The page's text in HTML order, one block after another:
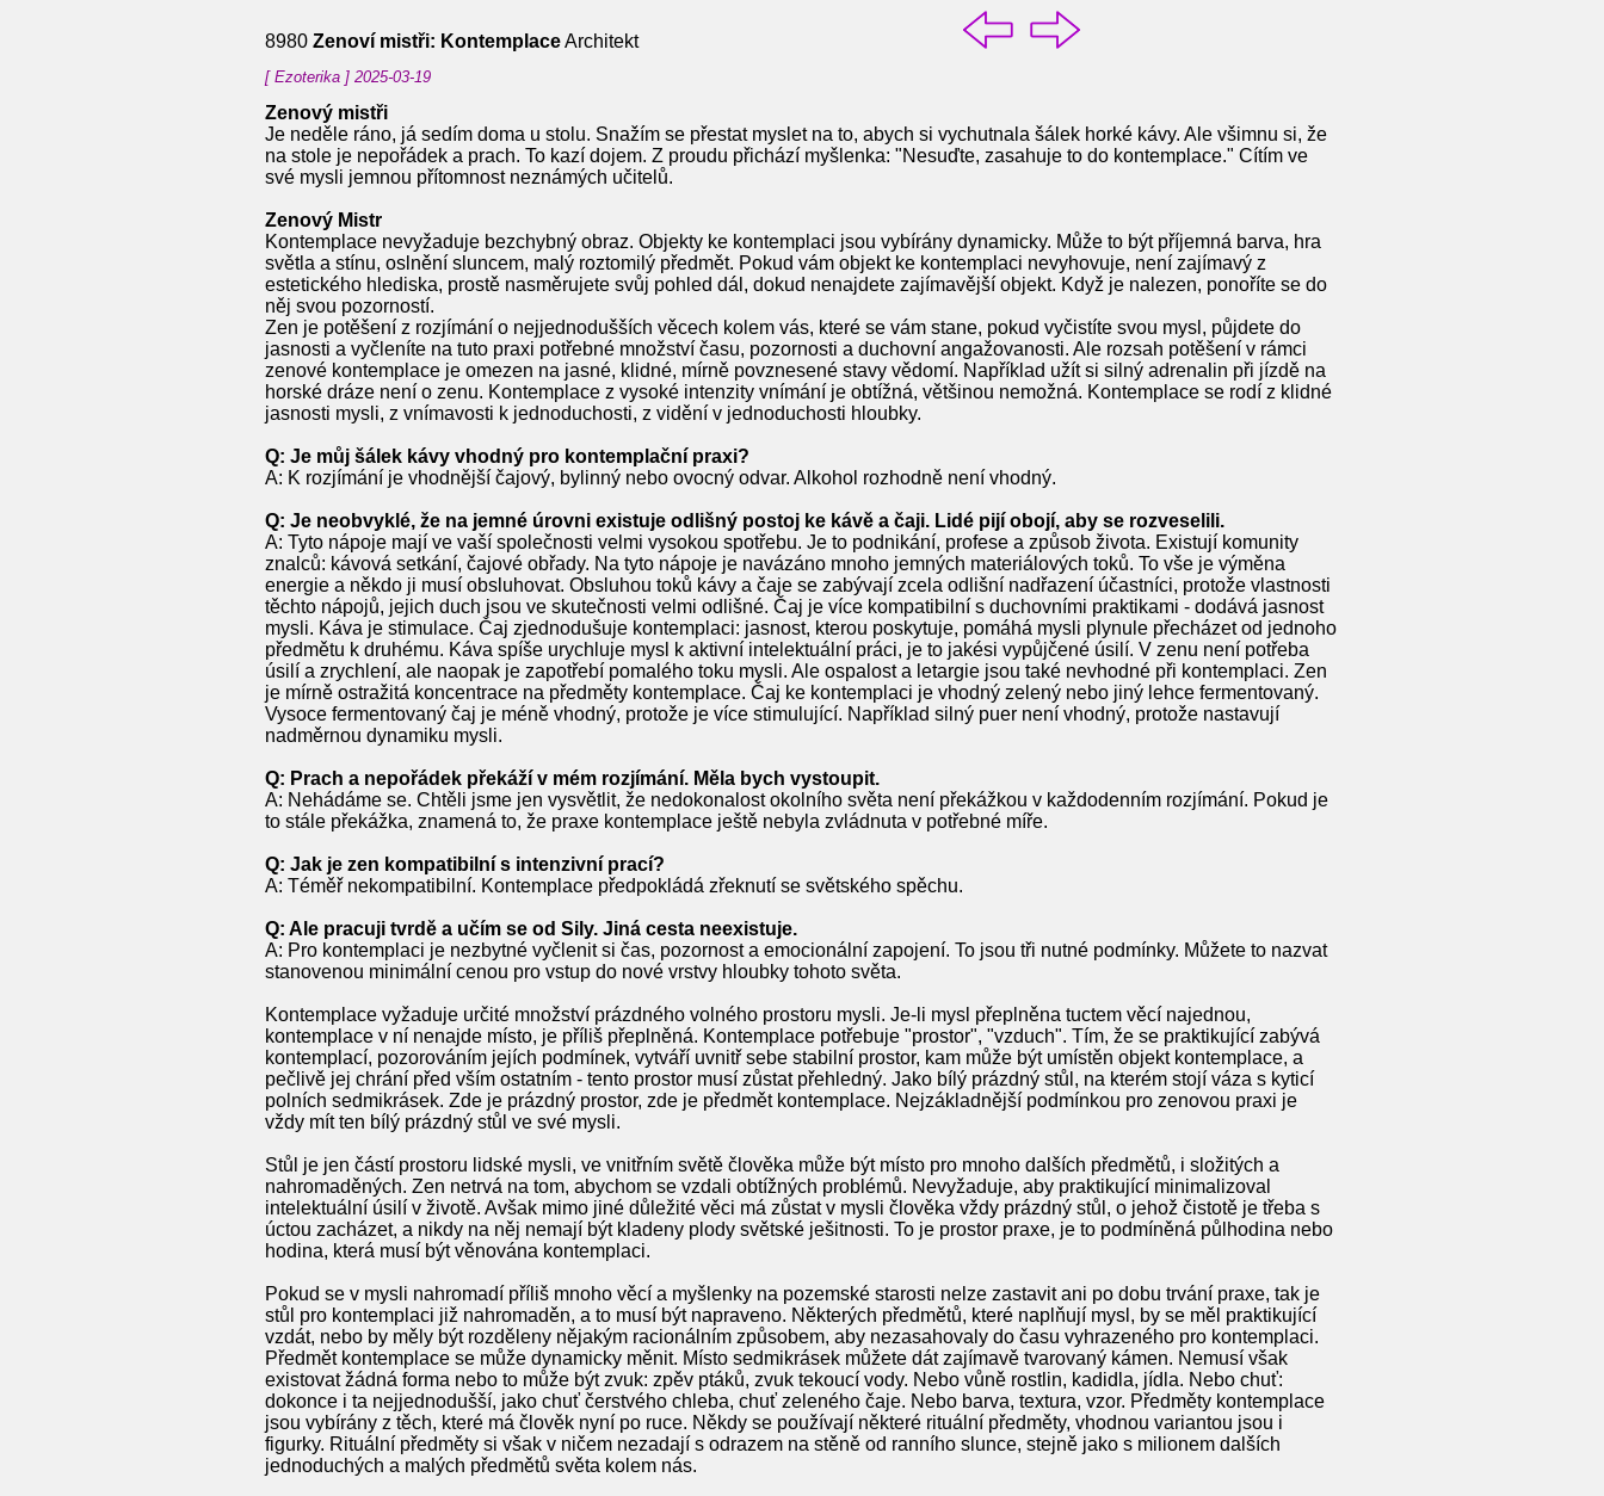
8980 Zenoví mistři: KontemplaceArchitekt
[ Ezoterika ] 2025-03-19
Zenový mistři
Je neděle ráno, já sedím doma u stolu. Snažím se přestat myslet na to, abych si vychutnala šálek horké kávy. Ale všimnu si, že
na stole je nepořádek a prach. To kazí dojem. Z proudu přichází myšlenka: "Nesuďte, zasahuje to do kontemplace." Cítím ve
své mysli jemnou přítomnost neznámých učitelů.
Zenový Mistr
Kontemplace nevyžaduje bezchybný obraz. Objekty ke kontemplaci jsou vybírány dynamicky. Může to být příjemná barva, hra
světla a stínu, oslnění sluncem, malý roztomilý předmět. Pokud vám objekt ke kontemplaci nevyhovuje, není zajímavý z
estetického hlediska, prostě nasměrujete svůj pohled dál, dokud nenajdete zajímavější objekt. Když je nalezen, ponoříte se do
něj svou pozorností.
Zen je potěšení z rozjímání o nejjednodušších věcech kolem vás, které se vám stane, pokud vyčistíte svou mysl, půjdete do
jasnosti a vyčleníte na tuto praxi potřebné množství času, pozornosti a duchovní angažovanosti. Ale rozsah potěšení v rámci
zenové kontemplace je omezen na jasné, klidné, mírně povznesené stavy vědomí. Například užít si silný adrenalin při jízdě na
horské dráze není o zenu. Kontemplace z vysoké intenzity vnímání je obtížná, většinou nemožná. Kontemplace se rodí z klidné
jasnosti mysli, z vnímavosti k jednoduchosti, z vidění v jednoduchosti hloubky.
Q: Je můj šálek kávy vhodný pro kontemplační praxi?
A: K rozjímání je vhodnější čajový, bylinný nebo ovocný odvar. Alkohol rozhodně není vhodný.
Q: Je neobvyklé, že na jemné úrovni existuje odlišný postoj ke kávě a čaji. Lidé pijí obojí, aby se rozveselili.
A: Tyto nápoje mají ve vaší společnosti velmi vysokou spotřebu. Je to podnikání, profese a způsob života. Existují komunity
znalců: kávová setkání, čajové obřady. Na tyto nápoje je navázáno mnoho jemných materiálových toků. To vše je výměna
energie a někdo ji musí obsluhovat. Obsluhou toků kávy a čaje se zabývají zcela odlišní nadřazení účastníci, protože vlastnosti
těchto nápojů, jejich duch jsou ve skutečnosti velmi odlišné. Čaj je více kompatibilní s duchovními praktikami - dodává jasnost
mysli. Káva je stimulace. Čaj zjednodušuje kontemplaci: jasnost, kterou poskytuje, pomáhá mysli plynule přecházet od jednoho
předmětu k druhému. Káva spíše urychluje mysl k aktivní intelektuální práci, je to jakési vypůjčené úsilí. V zenu není potřeba
úsilí a zrychlení, ale naopak je zapotřebí pomalého toku mysli. Ale ospalost a letargie jsou také nevhodné při kontemplaci. Zen
je mírně ostražitá koncentrace na předměty kontemplace. Čaj ke kontemplaci je vhodný zelený nebo jiný lehce fermentovaný.
Vysoce fermentovaný čaj je méně vhodný, protože je více stimulující. Například silný puer není vhodný, protože nastavují
nadměrnou dynamiku mysli.
Q: Prach a nepořádek překáží v mém rozjímání. Měla bych vystoupit.
A: Nehádáme se. Chtěli jsme jen vysvětlit, že nedokonalost okolního světa není překážkou v každodenním rozjímání. Pokud je
to stále překážka, znamená to, že praxe kontemplace ještě nebyla zvládnuta v potřebné míře.
Q: Jak je zen kompatibilní s intenzivní prací?
A: Téměř nekompatibilní. Kontemplace předpokládá zřeknutí se světského spěchu.
Q: Ale pracuji tvrdě a učím se od Sily. Jiná cesta neexistuje.
A: Pro kontemplaci je nezbytné vyčlenit si čas, pozornost a emocionální zapojení. To jsou tři nutné podmínky. Můžete to nazvat
stanovenou minimální cenou pro vstup do nové vrstvy hloubky tohoto světa.
Kontemplace vyžaduje určité množství prázdného volného prostoru mysli. Je-li mysl přeplněna tuctem věcí najednou,
kontemplace v ní nenajde místo, je příliš přeplněná. Kontemplace potřebuje "prostor", "vzduch". Tím, že se praktikující zabývá
kontemplací, pozorováním jejích podmínek, vytváří uvnitř sebe stabilní prostor, kam může být umístěn objekt kontemplace, a
pečlivě jej chrání před vším ostatním - tento prostor musí zůstat přehledný. Jako bílý prázdný stůl, na kterém stojí váza s kyticí
polních sedmikrásek. Zde je prázdný prostor, zde je předmět kontemplace. Nejzákladnější podmínkou pro zenovou praxi je
vždy mít ten bílý prázdný stůl ve své mysli.
Stůl je jen částí prostoru lidské mysli, ve vnitřním světě člověka může být místo pro mnoho dalších předmětů, i složitých a
nahromaděných. Zen netrvá na tom, abychom se vzdali obtížných problémů. Nevyžaduje, aby praktikující minimalizoval
intelektuální úsilí v životě. Avšak mimo jiné důležité věci má zůstat v mysli člověka vždy prázdný stůl, o jehož čistotě je třeba s
úctou zacházet, a nikdy na něj nemají být kladeny plody světské ješitnosti. To je prostor praxe, je to podmíněná půlhodina nebo
hodina, která musí být věnována kontemplaci.
Pokud se v mysli nahromadí příliš mnoho věcí a myšlenky na pozemské starosti nelze zastavit ani po dobu trvání praxe, tak je
stůl pro kontemplaci již nahromaděn, a to musí být napraveno. Některých předmětů, které naplňují mysl, by se měl praktikující
vzdát, nebo by měly být rozděleny nějakým racionálním způsobem, aby nezasahovaly do času vyhrazeného pro kontemplaci.
Předmět kontemplace se může dynamicky měnit. Místo sedmikrásek můžete dát zajímavě tvarovaný kámen. Nemusí však
existovat žádná forma nebo to může být zvuk: zpěv ptáků, zvuk tekoucí vody. Nebo vůně rostlin, kadidla, jídla. Nebo chuť:
dokonce i ta nejjednodušší, jako chuť čerstvého chleba, chuť zeleného čaje. Nebo barva, textura, vzor. Předměty kontemplace
jsou vybírány z těch, které má člověk nyní po ruce. Někdy se používají některé rituální předměty, vhodnou variantou jsou i
figurky. Rituální předměty si však v ničem nezadají s odrazem na stěně od ranního slunce, stejně jako s milionem dalších
jednoduchých a malých předmětů světa kolem nás.